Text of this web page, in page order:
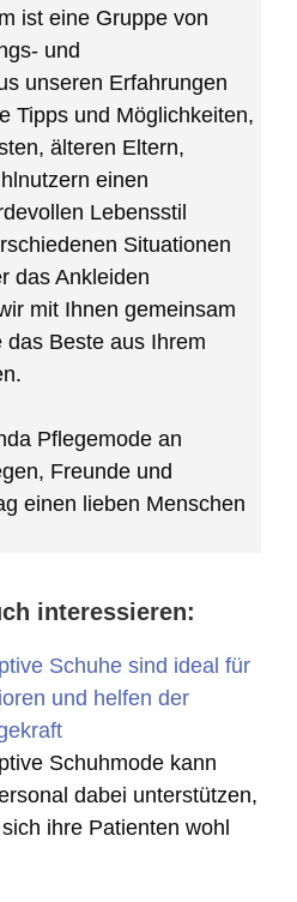
ist eine Gruppe von
und
unseren Erfahrungen
Tipps und Möglichkeiten,
älteren Eltern,
einen
Lebensstil
Situationen
das Ankleiden
mit Ihnen gemeinsam
das Beste aus Ihrem
Pflegemode an
Freunde und
einen lieben Menschen
interessieren:
Schuhe sind ideal für
und helfen der
Schuhmode kann
dabei unterstützen,
ihre Patienten wohl